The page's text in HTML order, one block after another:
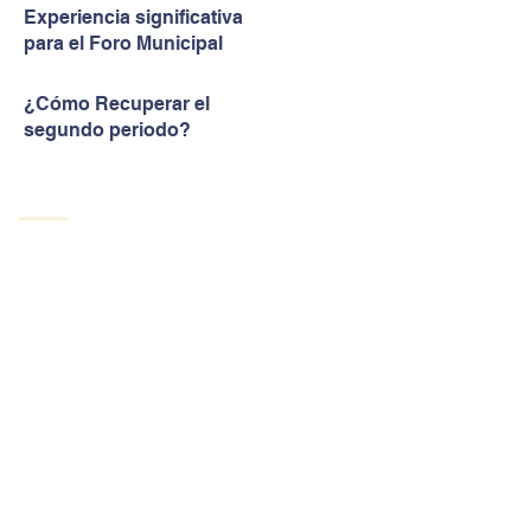
Experiencia significativa
para el Foro Municipal
¿Cómo Recuperar el
segundo periodo?